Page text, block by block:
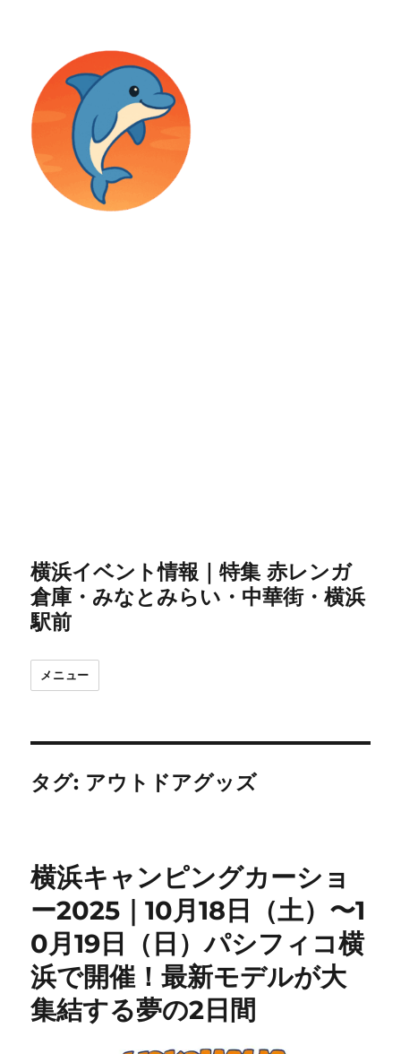
横浜イベント情報｜特集 赤レンガ
倉庫・みなとみらい・中華街・横浜
駅前
メニュー
タグ: アウトドアグッズ
横浜キャンピングカーショ
ー2025｜10月18日（土）〜1
0月19日（日）パシフィコ横
浜で開催！最新モデルが大
集結する夢の2日間